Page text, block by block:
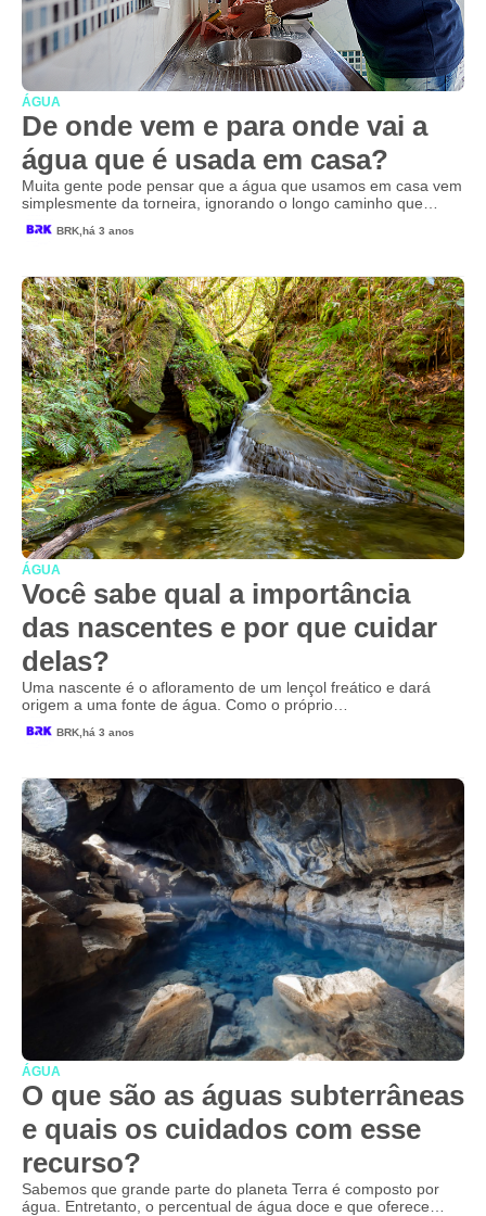
ÁGUA
De onde vem e para onde vai a
água que é usada em casa?
Muita gente pode pensar que a água que usamos em casa vem
simplesmente da torneira, ignorando o longo caminho que…
BRK, há 3 anos
ÁGUA
Você sabe qual a importância
das nascentes e por que cuidar
delas?
Uma nascente é o afloramento de um lençol freático e dará
origem a uma fonte de água. Como o próprio…
BRK, há 3 anos
ÁGUA
O que são as águas subterrâneas
e quais os cuidados com esse
recurso?
Sabemos que grande parte do planeta Terra é composto por
água. Entretanto, o percentual de água doce e que oferece…